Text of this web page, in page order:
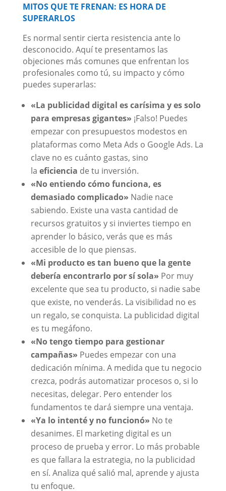
MITOS QUE TE FRENAN: ES HORA DE
SUPERARLOS
Es normal sentir cierta resistencia ante lo
desconocido. Aquí te presentamos las
objeciones más comunes que enfrentan los
profesionales como tú, su impacto y cómo
puedes superarlas:
«La publicidad digital es carísima y es solo
para empresas gigantes» ¡Falso! Puedes
empezar con presupuestos modestos en
plataformas como Meta Ads o Google Ads. La
clave no es cuánto gastas, sino
la eficiencia de tu inversión.
«No entiendo cómo funciona, es
demasiado complicado» Nadie nace
sabiendo. Existe una vasta cantidad de
recursos gratuitos y si inviertes tiempo en
aprender lo básico, verás que es más
accesible de lo que piensas.
«Mi producto es tan bueno que la gente
debería encontrarlo por sí sola» Por muy
excelente que sea tu producto, si nadie sabe
que existe, no venderás. La visibilidad no es
un regalo, se conquista. La publicidad digital
es tu megáfono.
«No tengo tiempo para gestionar
campañas» Puedes empezar con una
dedicación mínima. A medida que tu negocio
crezca, podrás automatizar procesos o, si lo
necesitas, delegar. Pero entender los
fundamentos te dará siempre una ventaja.
«Ya lo intenté y no funcionó» No te
desanimes. El marketing digital es un
proceso de prueba y error. Lo más probable
es que fallara la estrategia, no la publicidad
en sí. Analiza qué salió mal, aprende y ajusta
tu enfoque.